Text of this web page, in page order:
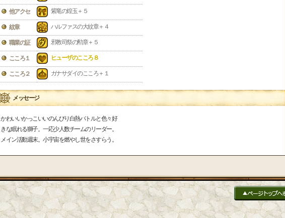
他アクセ 紫竜の煌玉＋５
紋章 ハルファスの大紋章＋４
職業の証 邪教司祭の勲章＋５
こころ１ ヒューザのこころ８
こころ２ ガナサダイのこころ＋１
メッセージ
かわいいかっこいいのんびり白熱バトルと色々好
きな眠れる獅子。一応少人数チームのリーダー。
メイン活動週末。小宇宙を燃やし世をさすらう。